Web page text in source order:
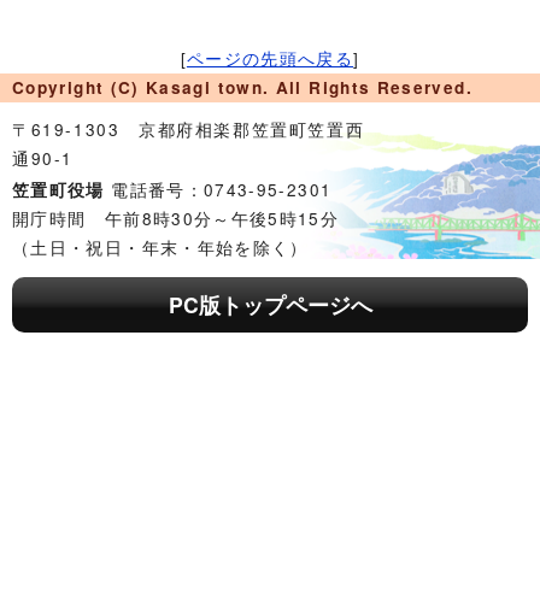
[ページの先頭へ戻る]
Copyright (C) Kasagi town. All Rights Reserved.
〒619-1303 京都府相楽郡笠置町笠置西
通90-1
笠置町役場 電話番号：0743-95-2301
開庁時間 午前8時30分～午後5時15分
（土日・祝日・年末・年始を除く）
PC版トップページへ